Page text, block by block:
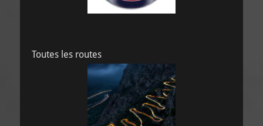
Toutes les routes